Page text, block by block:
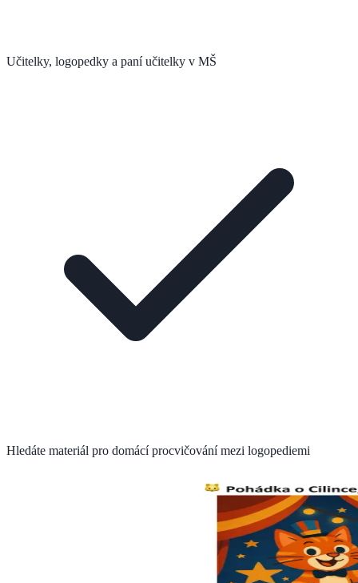
Učitelky, logopedky a paní učitelky v MŠ
Hledáte materiál pro domácí procvičování mezi logopediemi